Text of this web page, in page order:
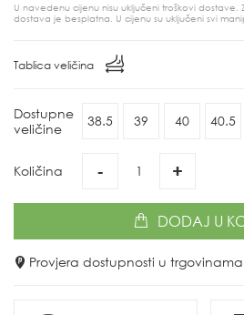
U navedenu cijenu nisu uključeni troškovi dostave.
dostava je besplatna. U cijenu su uključeni svi
Tablica veličina
Dostupne
veličine
38.5 39 40 40.5
Količina - +
DODAJ U
Provjera dostupnosti u trgovinama